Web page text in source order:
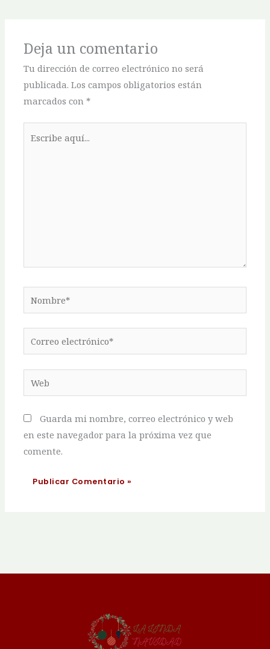
Deja un comentario
Tu dirección de correo electrónico no será
publicada. Los campos obligatorios están
marcados con *
electrónico*
Guarda mi nombre, correo electrónico y web
en este navegador para la próxima vez que
comente.